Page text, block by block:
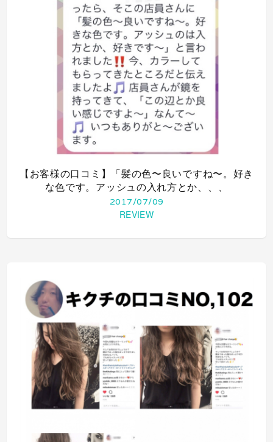
【お客様の口コミ】「髪の色〜良いですね〜。好き
な色です。アッシュの入れ方とか、、、
2017/07/09
REVIEW